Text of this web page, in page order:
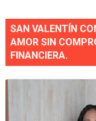
SAN VALENTÍN
AMOR SIN
FINANCIERA.